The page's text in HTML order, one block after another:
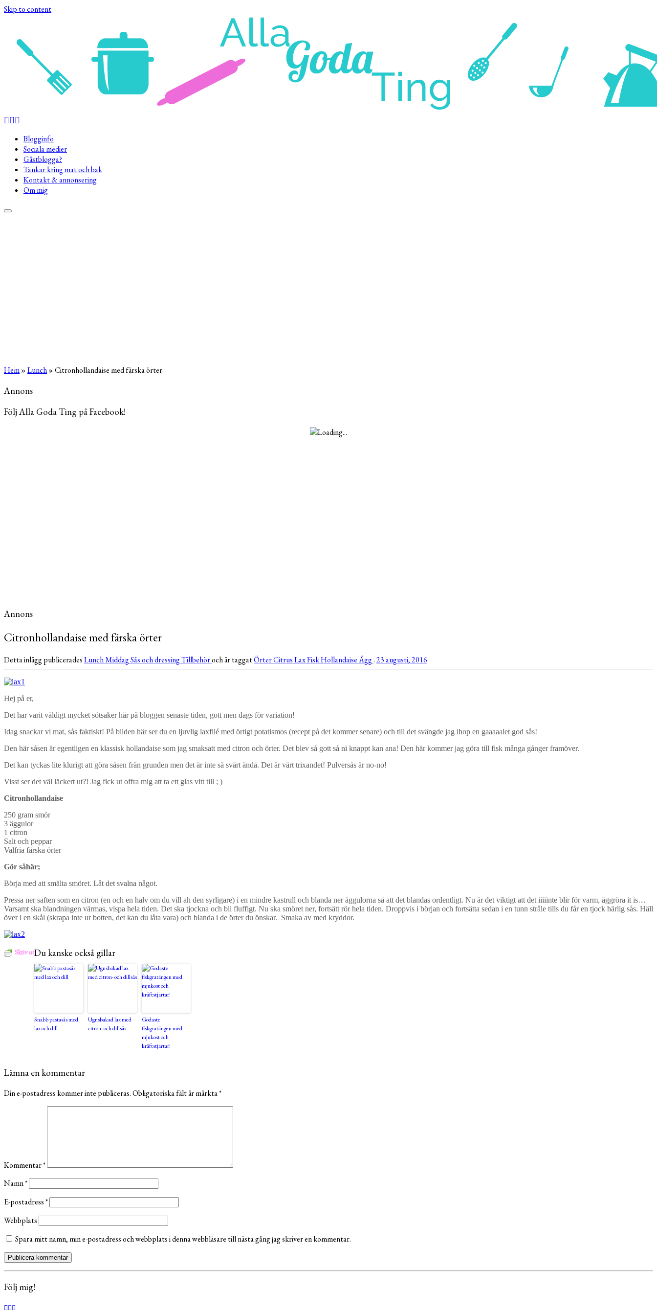
Skip to content
Blogginfo
Sociala medier
Gästblogga?
Tankar kring mat och bak
Kontakt & annonsering
Om mig
Hem»Lunch»Citronhollandaise med färska örter
Annons
Följ Alla Goda Ting på Facebook!
Annons
Citronhollandaise med färska örter
Detta inlägg publiceradesLunchMiddagSås och dressingTillbehöroch är taggatÖrterCitrusLaxFiskHollandaiseÄgg.23 augusti, 2016
Hej på er,
Det har varit väldigt mycket sötsaker här på bloggen senaste tiden, gott men dags för variation!
Idag snackar vi mat, sås faktiskt! På bilden här ser du en ljuvlig laxfilé med örtigt potatismos (recept på det kommer senare) och till det svängde jag ihop en gaaaaalet god sås!
Den här såsen är egentligen en klassisk hollandaise som jag smaksatt med citron och örter. Det blev så gott så ni knappt kan ana! Den här kommer jag göra till fisk många gånger framöver.
Det kan tyckas lite klurigt att göra såsen från grunden men det är inte så svårt ändå. Det är värt trixandet! Pulversås är no-no!
Visst ser det väl läckert ut?! Jag fick ut offra mig att ta ett glas vitt till ; )
Citronhollandaise
250 gram smör
3 äggulor
1 citron
Salt och peppar
Valfria färska örter
Gör såhär;
Börja med att smälta smöret. Låt det svalna något.
Pressa ner saften som en citron (en och en halv om du vill ah den syrligare) i en mindre kastrull och blanda ner äggulorna så att det blandas ordentligt. Nu är det viktigt att det iiiiinte blir för varm, äggröra it is…
Varsamt ska blandningen värmas, vispa hela tiden. Det ska tjockna och bli fluffigt. Nu ska smöret ner, fortsätt rör hela tiden. Droppvis i början och fortsätta sedan i en tunn stråle tills du får en tjock härlig sås. Häll
över i en skål (skrapa inte ur botten, det kan du låta vara) och blanda i de örter du önskar. Smaka av med kryddor.
Skriv utDu kanske också gillar
Snabb pastasås med
lax och dill
Ugnsbakad lax med
citron- och dillsås
Godaste
fiskgratängen med
mjukost och
kräftstjärtar!
Lämna en kommentar
Din e-postadress kommer inte publiceras.Obligatoriska fält är märkta*
Kommentar*
Namn*
E-postadress*
Webbplats
Spara mitt namn, min e-postadress och webbplats i denna webbläsare till nästa gång jag skriver en kommentar.
Följ mig!